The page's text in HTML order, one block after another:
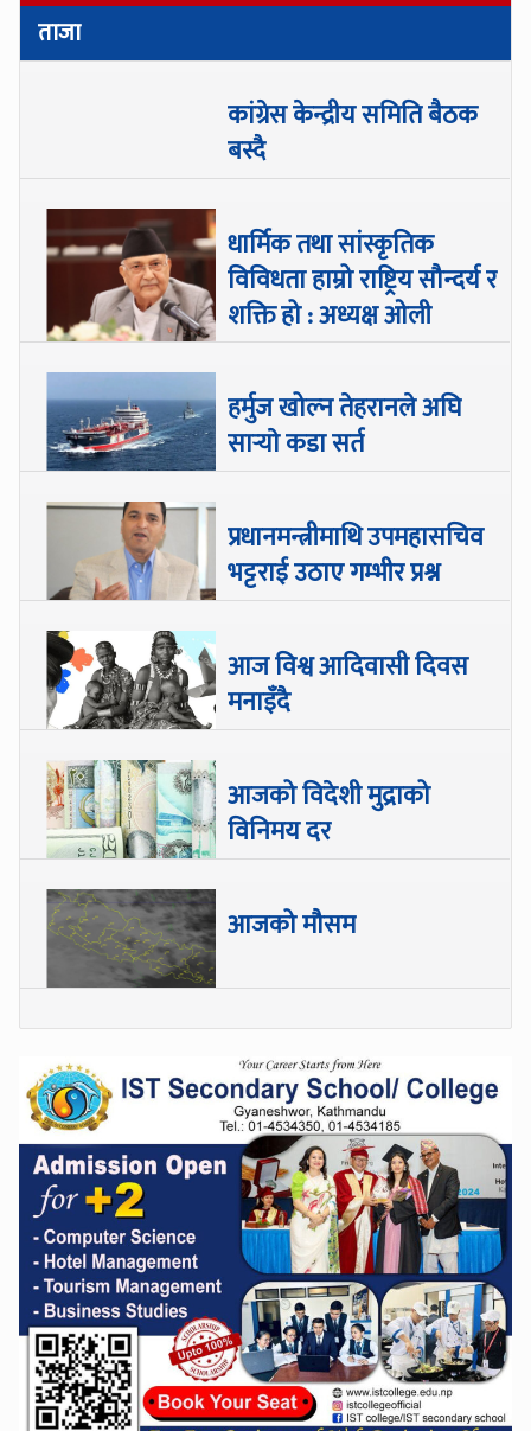
ताजा
कांग्रेस केन्द्रीय समिति बैठक
बस्दै
धार्मिक तथा सांस्कृतिक
विविधता हाम्रो राष्ट्रिय सौन्दर्य र
शक्ति हो : अध्यक्ष ओली
हर्मुज खोल्न तेहरानले अघि
सार्‍याे कडा सर्त
प्रधानमन्त्रीमाथि उपमहासचिव
भट्टराई उठाए गम्भीर प्रश्न
आज विश्व आदिवासी दिवस
मनाइँदै
आजको विदेशी मुद्राको
विनिमय दर
आजको मौसम